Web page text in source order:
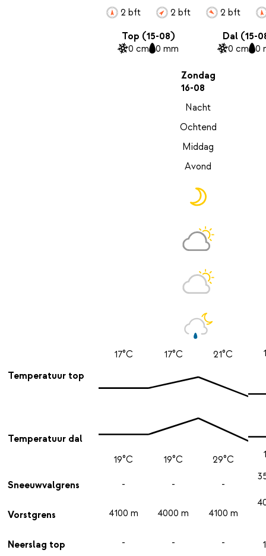
Temperatuur top
Temperatuur dal
Sneeuwvalgrens
Vorstgrens
Neerslag top
2 bft 2 bft 2 bft
Top (15-08)
0 cm 0 mm
Dal (15-
0 cm 0
Zondag
16-08
Nacht
Ochtend
Middag
Avond
17°C
19°C
-
4100 m
-
17°C
19°C
-
4000 m
-
21°C
29°C
-
4100 m
-